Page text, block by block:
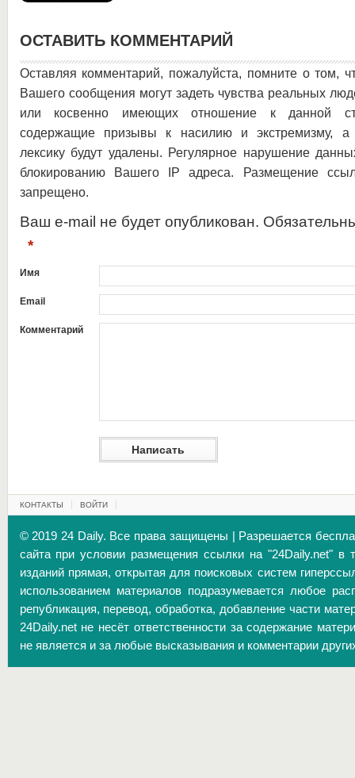
ОСТАВИТЬ КОММЕНТАРИЙ
Оставляя комментарий, пожалуйста, помните о том,
Вашего сообщения могут задеть чувства реальных
или косвенно имеющих отношение к данной
содержащие призывы к насилию и экстремизму, а
лексику будут удалены. Регулярное нарушение
блокированию Вашего IP адреса. Размещение
запрещено.
Ваш e-mail не будет опубликован.
*
Имя
Email
Комментарий
КОНТАКТЫ ВОЙТИ
© 2019 24 Daily. Все права защищены | Разрешается
сайта при условии размещения ссылки на "24Daily.net" в
изданий прямая, открытая для поисковых систем
использованием материалов подразумевается любое
републикация, перевод, обработка, добавление части
24Daily.net не несёт ответственности за содержание
не является и за любые высказывания и комментарии